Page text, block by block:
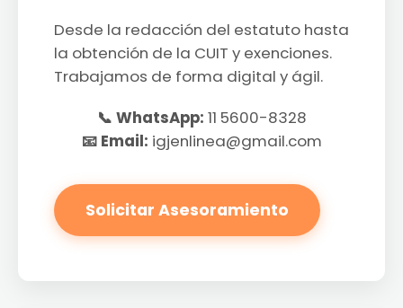
Desde la redacción del estatuto hasta
la obtención de la CUIT y exenciones.
Trabajamos de forma digital y ágil.
📞 WhatsApp: 11 5600-8328
📧 Email: igjenlinea@gmail.com
Solicitar Asesoramiento